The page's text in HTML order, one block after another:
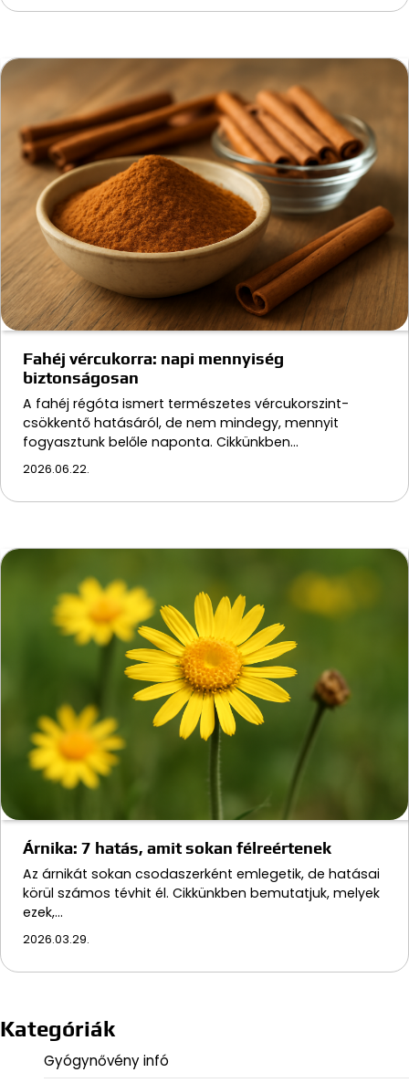
Fahéj vércukorra: napi mennyiség
biztonságosan
A fahéj régóta ismert természetes vércukorszint-
csökkentő hatásáról, de nem mindegy, mennyit
fogyasztunk belőle naponta. Cikkünkben…
2026.06.22.
Árnika: 7 hatás, amit sokan félreértenek
Az árnikát sokan csodaszerként emlegetik, de hatásai
körül számos tévhit él. Cikkünkben bemutatjuk, melyek
ezek,…
2026.03.29.
Kategóriák
Gyógynővény infó